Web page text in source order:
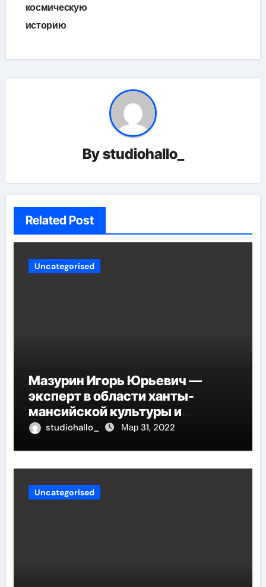
космическую
историю
Bystudiohallo_
Related Post
Uncategorised
Мазурин Игорь Юрьевич —
эксперт в области ханты-
мансийской культуры и
искусства, рассказываем о его
studiohallo_ Мар 31, 2022
Uncategorised